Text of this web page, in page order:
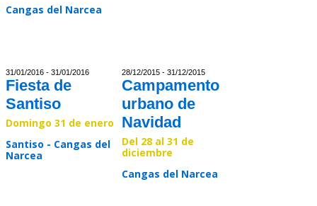
Cangas del Narcea
31/01/2016 - 31/01/2016
Fiesta de
Santiso
Domingo 31 de enero
Santiso - Cangas del
Narcea
28/12/2015 - 31/12/2015
Campamento
urbano de
Navidad
Del 28 al 31 de
diciembre
Cangas del Narcea